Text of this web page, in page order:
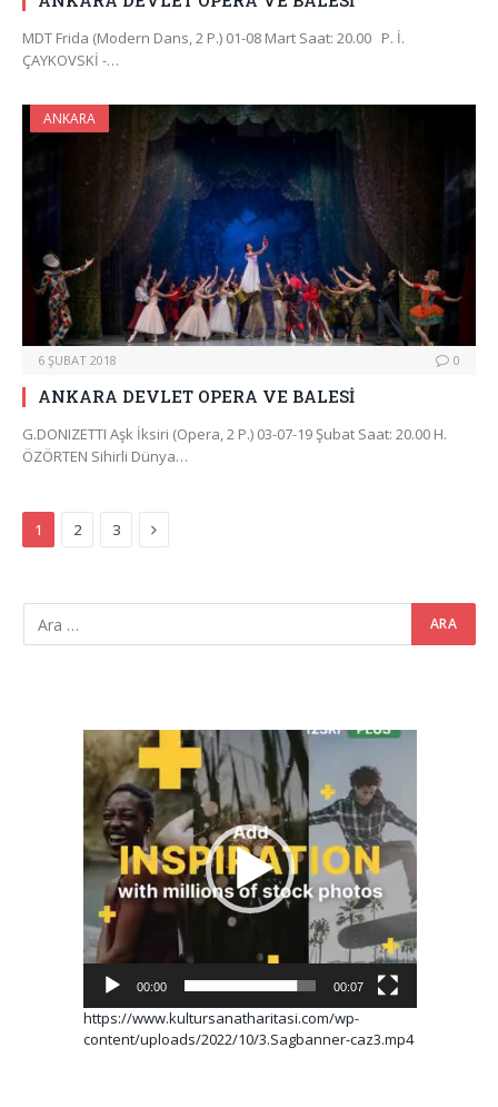
MDT Frida (Modern Dans, 2 P.) 01-08 Mart Saat: 20.00 P. İ.
ÇAYKOVSKİ -…
ANKARA
6 ŞUBAT 2018 0
ANKARA DEVLET OPERA VE BALESİ
G.DONIZETTI Aşk İksiri (Opera, 2 P.) 03-07-19 Şubat Saat: 20.00 H.
ÖZÖRTEN Sihirli Dünya…
1 2 3 Next
Video
oynatıcı
00:00 00:07
https://www.kultursanatharitasi.com/wp-
content/uploads/2022/10/3.Sagbanner-caz3.mp4